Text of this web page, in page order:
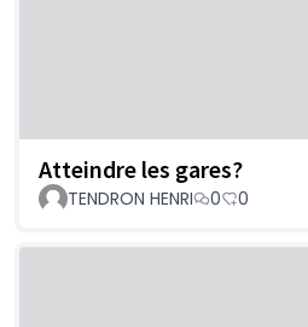
Atteindre les gares?
TENDRON HENRI 0 0